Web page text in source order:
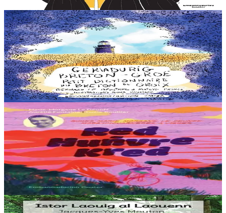
12,90 €
6 ans et plus
Goater
Petit dictionnaire du breton de Groix
Ce "petit dictionnaire du breton de Groix" s'adresse à tous les
amoureux de l'île, de sa langue, de sa culture et de son histoire, mais
aussi aux amoureux du...
En stock20,00 €
10 ans et plus
Goater
Red, huñvre, Kred !
Comment vivent les sportives professionnelles ? A travers l’exemple
de Marie-Morgane Le Deunff, championne cycliste et sportive
accomplie, le jeune lecteur...
En stock12,00 €
3 ans et plus
Goater